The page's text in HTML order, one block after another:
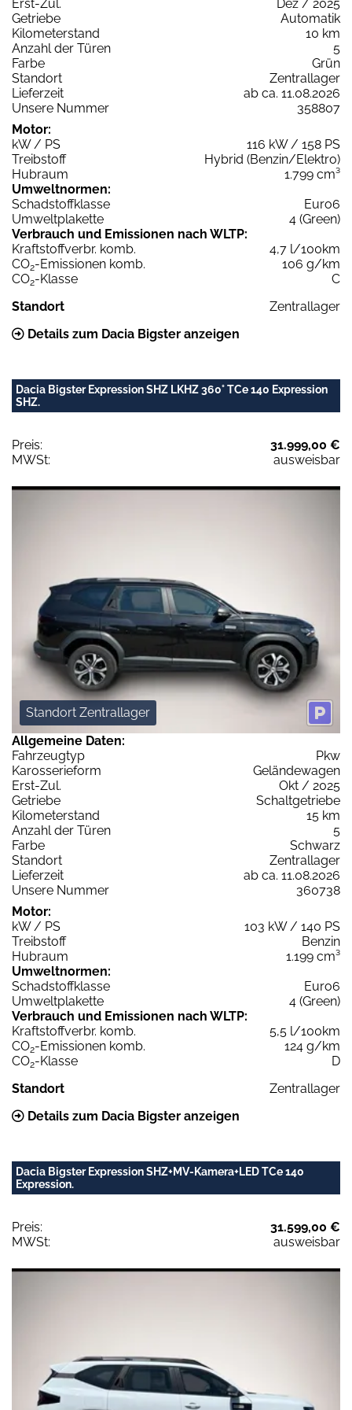
Erst-Zul.
Dez / 2025
Getriebe
Automatik
Kilometerstand
10 km
Anzahl der Türen
5
Farbe
Grün
Standort
Zentrallager
Lieferzeit
ab ca. 11.08.2026
Unsere Nummer
358807
Motor:
kW / PS
116 kW / 158 PS
Treibstoff
Hybrid (Benzin/Elektro)
Hubraum
1.799 cm³
Umweltnormen:
Schadstoffklasse
Euro6
Umweltplakette
4 (Green)
Verbrauch und Emissionen nach WLTP:
Kraftstoffverbr. komb.
4,7 l/100km
CO2-Emissionen komb.
106 g/km
CO2-Klasse
C
Standort
Zentrallager
Details zum Dacia Bigster anzeigen
Dacia Bigster Expression SHZ LKHZ 360° TCe 140 Expression
SHZ.
Preis:
31.999,00 €
MWSt:
ausweisbar
Standort Zentrallager
Allgemeine Daten:
Fahrzeugtyp
Pkw
Karosserieform
Geländewagen
Erst-Zul.
Okt / 2025
Getriebe
Schaltgetriebe
Kilometerstand
15 km
Anzahl der Türen
5
Farbe
Schwarz
Standort
Zentrallager
Lieferzeit
ab ca. 11.08.2026
Unsere Nummer
360738
Motor:
kW / PS
103 kW / 140 PS
Treibstoff
Benzin
Hubraum
1.199 cm³
Umweltnormen:
Schadstoffklasse
Euro6
Umweltplakette
4 (Green)
Verbrauch und Emissionen nach WLTP:
Kraftstoffverbr. komb.
5,5 l/100km
CO2-Emissionen komb.
124 g/km
CO2-Klasse
D
Standort
Zentrallager
Details zum Dacia Bigster anzeigen
Dacia Bigster Expression SHZ+MV-Kamera+LED TCe 140
Expression.
Preis:
31.599,00 €
MWSt:
ausweisbar